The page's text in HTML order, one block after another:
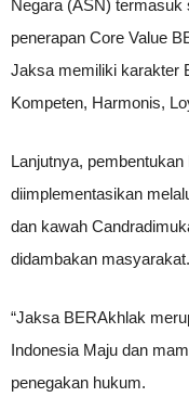
Negara (ASN) termasuk
penerapan Core Value
Jaksa memiliki karakter
Kompeten, Harmonis,
Lanjutnya,
diimplementasikan
dan kawah
didambakan masyarakat.
“Jaksa BERAkhlak
Indonesia Maju dan
penegakan hukum.